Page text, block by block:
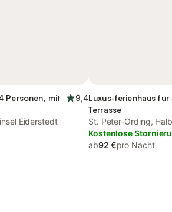
Personen, mit
9,4
Eiderstedt
Luxus-ferienhaus
Terrasse
St. Peter-Ording,
Kostenlose
ab92 €pro Nacht